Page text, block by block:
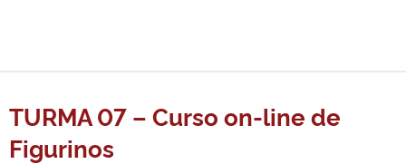
TURMA 07 – Curso on-line de
Figurinos